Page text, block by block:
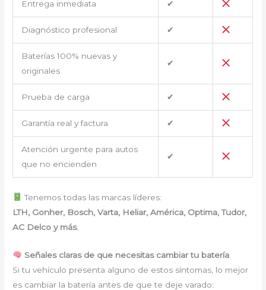
Entrega inmediata ✔
Diagnóstico profesional ✔
Baterías 100% nuevas y
originales
✔
Prueba de carga ✔
Garantía real y factura ✔
Atención urgente para autos
que no encienden
✔
Tenemos todas las marcas líderes:
LTH, Gonher, Bosch, Varta, Heliar, América, Optima, Tudor,
AC Delco y más.
Señales claras de que necesitas cambiar tu batería
Si tu vehículo presenta alguno de estos síntomas, lo mejor
es cambiar la batería antes de que te deje varado: